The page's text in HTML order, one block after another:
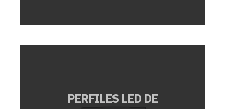
PERFILES LED DE